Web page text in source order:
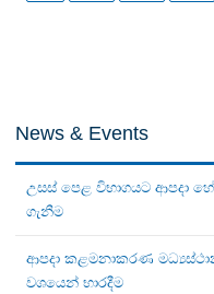
News & Events
උසස් පෙළ විභාගයට ආපදා
ගැනීම
ආපදා කළමනාකරණ
වශයෙන් භාරදීම